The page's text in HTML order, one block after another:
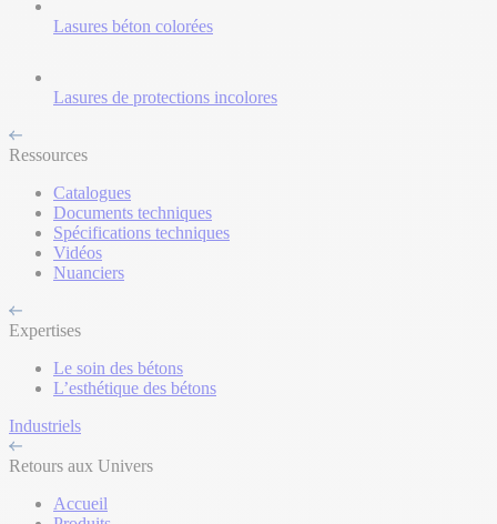
Lasures béton colorées
Lasures de protections incolores
Ressources
Catalogues
Documents techniques
Spécifications techniques
Vidéos
Nuanciers
Expertises
Le soin des bétons
L’esthétique des bétons
Industriels
Retours aux Univers
Accueil